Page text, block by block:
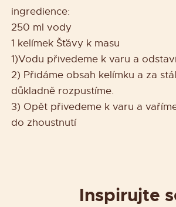
ingredience:
250 ml vody
1 kelímek Šťávy k masu
1)Vodu přivedeme k varu a
2) Přidáme obsah kelímku a za
důkladně rozpustíme.
3) Opět přivedeme k varu a
do zhoustnutí
Inspirujte